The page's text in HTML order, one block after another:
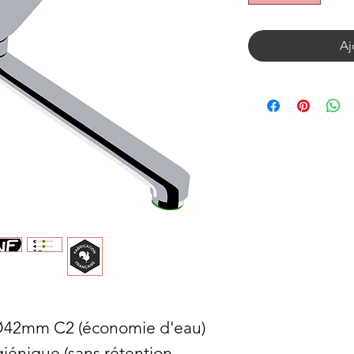
C2 (économie d'eau)